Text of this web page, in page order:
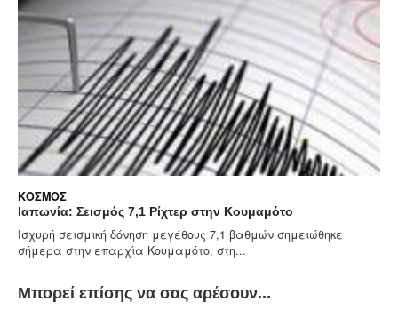
ΚΌΣΜΟΣ
Ιαπωνία: Σεισμός 7,1 Ρίχτερ στην Κουμαμότο
Ισχυρή σεισμική δόνηση μεγέθους 7,1 βαθμών σημειώθηκε
σήμερα στην επαρχία Κουμαμότο, στη...
Μπορεί επίσης να σας αρέσουν...